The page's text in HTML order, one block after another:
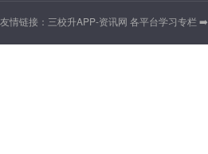
友情链接： 三校升APP-资讯网 各平台学习专栏 ➡️